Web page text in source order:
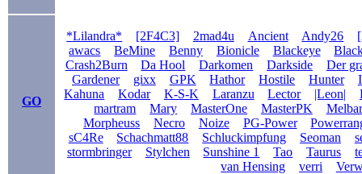
GO
*Lilandra* [2F4C3] 2mad4u Ancient Andy26
awacs
BeMine Benny Bionicle Blackeye
Crash2Burn
Da Hool Darkomen Darkside
Der
Gardener
gixx GPK Hathor Hostile Hunter
Kahuna
Kodar K-S-K Laranzu Lector |Leon|
martram
Mary MasterOne MasterPK
Morpheuss
Necro Noize PG-Power
sC4Re
Schachmatt88 Schluckimpfung Seoman
stormbringer
Stylchen Sunshine 1 Tao Taurus
van Hensing
verri